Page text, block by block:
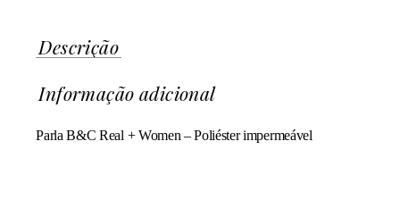
Descrição
Informação adicional
Parla B&C Real + Women – Poliéster impermeável